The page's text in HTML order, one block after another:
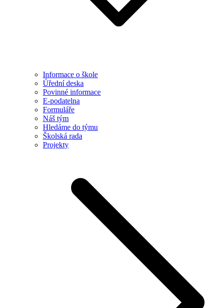
Informace o škole
Úřední deska
Povinné informace
E-podatelna
Formuláře
Náš tým
Hledáme do týmu
Školská rada
Projekty